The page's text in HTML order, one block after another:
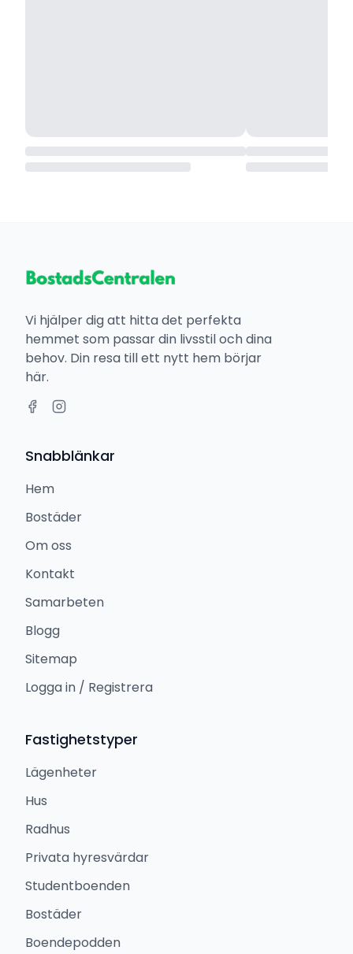
Vi hjälper dig att hitta det perfekta
hemmet som passar din livsstil och dina
behov. Din resa till ett nytt hem börjar
här.
Snabblänkar
Hem
Bostäder
Om oss
Kontakt
Samarbeten
Blogg
Sitemap
Logga in / Registrera
Fastighetstyper
Lägenheter
Hus
Radhus
Privata hyresvärdar
Studentboenden
Bostäder
Boendepodden